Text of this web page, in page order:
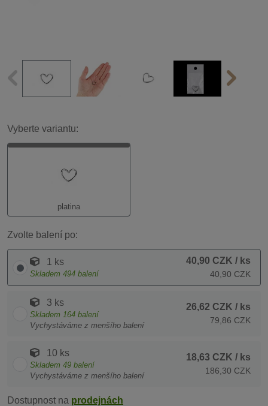
Vyberte variantu:
platina
Zvolte balení po:
1 ks
Skladem 494 balení
40,90 CZK / ks
40,90 CZK
3 ks
Skladem 164 balení
Vychystáváme z menšího balení
26,62 CZK / ks
79,86 CZK
10 ks
Skladem 49 balení
Vychystáváme z menšího balení
18,63 CZK / ks
186,30 CZK
Dostupnost na prodejnách